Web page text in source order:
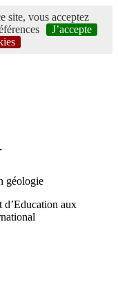
site, vous acceptez
J’accepte
géologie
d’Education aux